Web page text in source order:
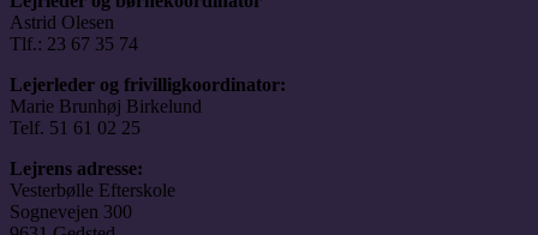
Astrid Olesen
Tlf.: 23 67 35 74
Lejerleder og frivilligkoordinator:
Marie Brunhøj Birkelund
Telf. 51 61 02 25
Lejrens adresse:
Vesterbølle Efterskole
Sognevejen 300